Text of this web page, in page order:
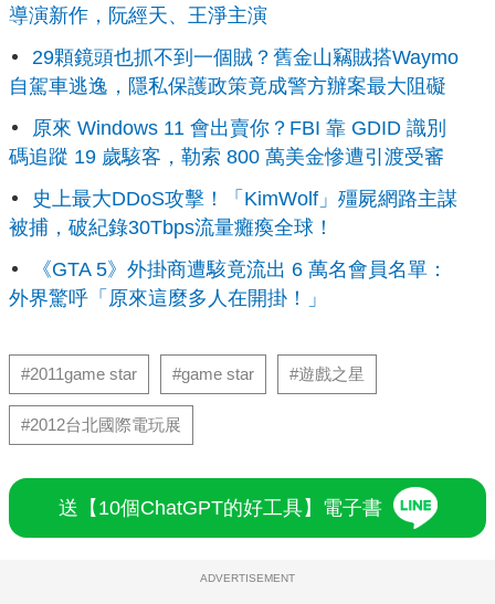
導演新作，阮經天、王淨主演
29顆鏡頭也抓不到一個賊？舊金山竊賊搭Waymo
自駕車逃逸，隱私保護政策竟成警方辦案最大阻礙
原來 Windows 11 會出賣你？FBI 靠 GDID 識別
碼追蹤 19 歲駭客，勒索 800 萬美金慘遭引渡受審
史上最大DDoS攻擊！「KimWolf」殭屍網路主謀
被捕，破紀錄30Tbps流量癱瘓全球！
《GTA 5》外掛商遭駭竟流出 6 萬名會員名單：
外界驚呼「原來這麼多人在開掛！」
#2011game star #game star #遊戲之星
#2012台北國際電玩展
送【10個ChatGPT的好工具】電子書
ADVERTISEMENT